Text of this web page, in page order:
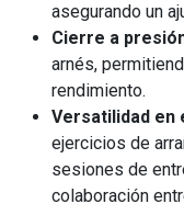
asegurando un
Cierre a
arnés,
rendimiento.
Versatilidad en
ejercicios de
sesiones de
colaboración